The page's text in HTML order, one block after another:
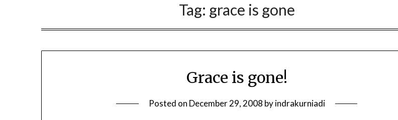
Tag: grace is gone
Grace is gone!
Posted on December 29, 2008 byindrakurniadi